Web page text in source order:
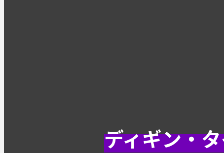
ディギン・